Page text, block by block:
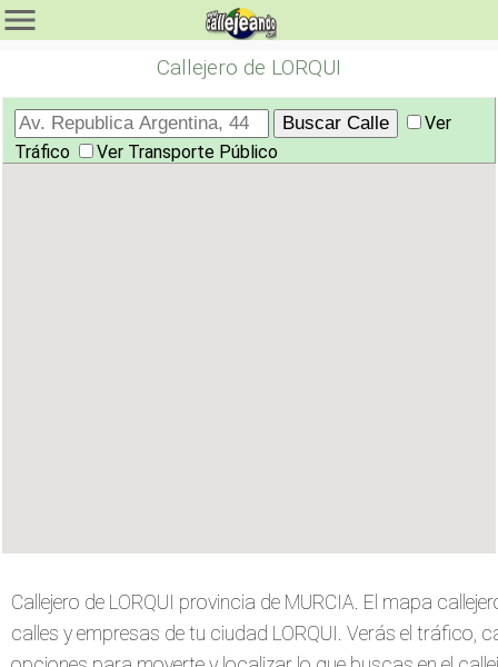
Callejero de LORQUI
Ver
Tráfico
Ver Transporte Público
Callejero de LORQUI provincia de MURCIA. El mapa
calles y empresas de tu ciudad LORQUI. Verás el tráfico,